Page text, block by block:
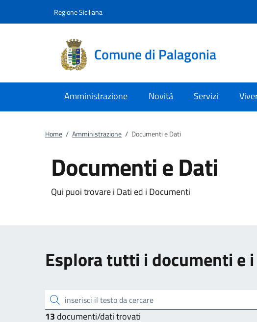
Regione Siciliana
Comune di Palagonia
Amministrazione Novità Servizi
Home / Amministrazione / Documenti e Dati
Documenti e Dati
Qui puoi trovare i Dati ed i Documenti
Esplora tutti i documenti
inserisci il testo da cercare
13 documenti/dati trovati